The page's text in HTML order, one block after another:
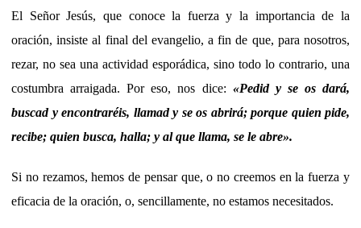
El Señor Jesús, que conoce la fuerza y la importancia de la
oración, insiste al final del evangelio, a fin de que, para nosotros,
rezar, no sea una actividad esporádica, sino todo lo contrario, una
costumbra arraigada. Por eso, nos dice: «Pedid y se os dará,
buscad y encontraréis, llamad y se os abrirá; porque quien pide,
recibe; quien busca, halla; y al que llama, se le abre».
Si no rezamos, hemos de pensar que, o no creemos en la fuerza y
eficacia de la oración, o, sencillamente, no estamos necesitados.